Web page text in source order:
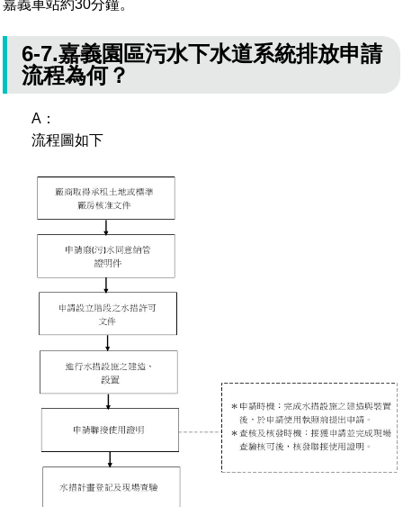
嘉義車站約30分鐘。
6-7.嘉義園區污水下水道系統排放申請
流程為何？
A：
流程圖如下